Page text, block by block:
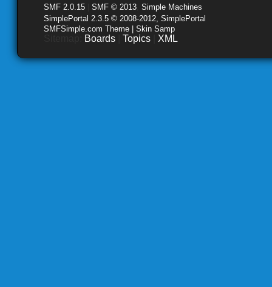
SMF 2.0.15 SMF © 2013 Simple Machines
SimplePortal 2.3.5 © 2008-2012, SimplePortal
SMFSimple.com Theme | Skin Samp
Boards Topics XML